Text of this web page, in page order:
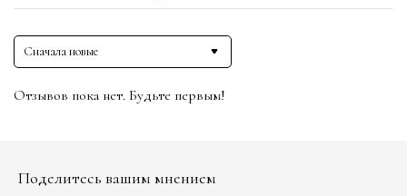
Сначала новые
Отзывов пока нет. Будьте первым!
Поделитесь вашим мнением